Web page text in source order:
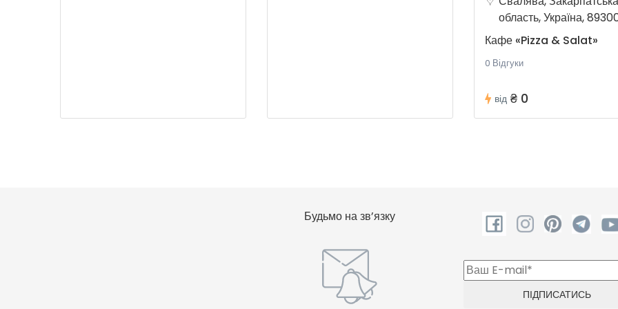
область, Україна,
Кафе «Pizza & Salat»
0 Відгуки
від ₴ 0
Будьмо на зв’язку